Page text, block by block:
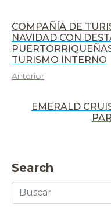
COMPAÑÍA DE
NAVIDAD CON
TURISMO INTERNO
Anterior
EMERALD
Search